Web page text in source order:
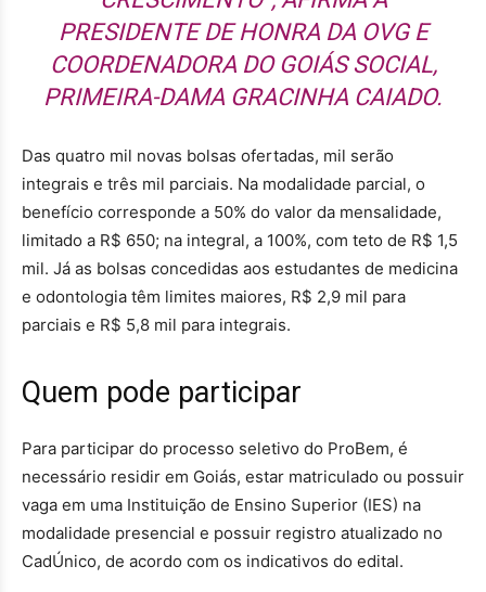
PRESIDENTE DE HONRA DA OVG E
COORDENADORA DO GOIÁS SOCIAL,
PRIMEIRA-DAMA GRACINHA CAIADO.
Das quatro mil novas bolsas ofertadas, mil serão
integrais e três mil parciais. Na modalidade parcial, o
benefício corresponde a 50% do valor da mensalidade,
limitado a R$ 650; na integral, a 100%, com teto de R$ 1,5
mil. Já as bolsas concedidas aos estudantes de medicina
e odontologia têm limites maiores, R$ 2,9 mil para
parciais e R$ 5,8 mil para integrais.
Quem pode participar
Para participar do processo seletivo do ProBem, é
necessário residir em Goiás, estar matriculado ou possuir
vaga em uma Instituição de Ensino Superior (IES) na
modalidade presencial e possuir registro atualizado no
CadÚnico, de acordo com os indicativos do edital.